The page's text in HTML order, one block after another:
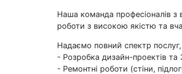
Наша команда професіоналів з
роботи з високою якістю та
Надаємо повний спектр
- Розробка дизайн-проектів та
- Ремонтні роботи (стіни,